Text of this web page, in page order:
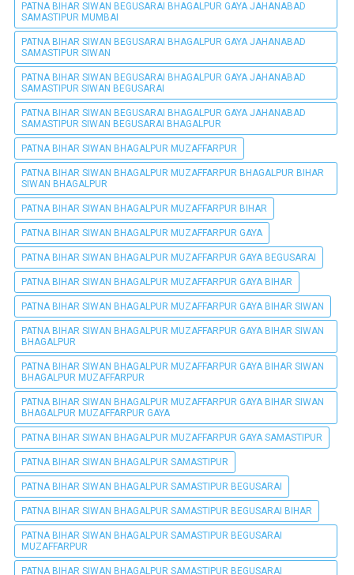
PATNA BIHAR SIWAN BEGUSARAI BHAGALPUR GAYA JAHANABAD
SAMASTIPUR MUMBAI
PATNA BIHAR SIWAN BEGUSARAI BHAGALPUR GAYA JAHANABAD
SAMASTIPUR SIWAN
PATNA BIHAR SIWAN BEGUSARAI BHAGALPUR GAYA JAHANABAD
SAMASTIPUR SIWAN BEGUSARAI
PATNA BIHAR SIWAN BEGUSARAI BHAGALPUR GAYA JAHANABAD
SAMASTIPUR SIWAN BEGUSARAI BHAGALPUR
PATNA BIHAR SIWAN BHAGALPUR MUZAFFARPUR
PATNA BIHAR SIWAN BHAGALPUR MUZAFFARPUR BHAGALPUR BIHAR
SIWAN BHAGALPUR
PATNA BIHAR SIWAN BHAGALPUR MUZAFFARPUR BIHAR
PATNA BIHAR SIWAN BHAGALPUR MUZAFFARPUR GAYA
PATNA BIHAR SIWAN BHAGALPUR MUZAFFARPUR GAYA BEGUSARAI
PATNA BIHAR SIWAN BHAGALPUR MUZAFFARPUR GAYA BIHAR
PATNA BIHAR SIWAN BHAGALPUR MUZAFFARPUR GAYA BIHAR SIWAN
PATNA BIHAR SIWAN BHAGALPUR MUZAFFARPUR GAYA BIHAR SIWAN
BHAGALPUR
PATNA BIHAR SIWAN BHAGALPUR MUZAFFARPUR GAYA BIHAR SIWAN
BHAGALPUR MUZAFFARPUR
PATNA BIHAR SIWAN BHAGALPUR MUZAFFARPUR GAYA BIHAR SIWAN
BHAGALPUR MUZAFFARPUR GAYA
PATNA BIHAR SIWAN BHAGALPUR MUZAFFARPUR GAYA SAMASTIPUR
PATNA BIHAR SIWAN BHAGALPUR SAMASTIPUR
PATNA BIHAR SIWAN BHAGALPUR SAMASTIPUR BEGUSARAI
PATNA BIHAR SIWAN BHAGALPUR SAMASTIPUR BEGUSARAI BIHAR
PATNA BIHAR SIWAN BHAGALPUR SAMASTIPUR BEGUSARAI
MUZAFFARPUR
PATNA BIHAR SIWAN BHAGALPUR SAMASTIPUR BEGUSARAI